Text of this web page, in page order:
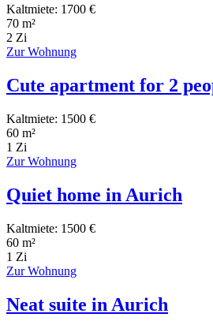
Kaltmiete: 1700 €
70 m²
2 Zi
Zur Wohnung
Cute apartment for 2
Kaltmiete: 1500 €
60 m²
1 Zi
Zur Wohnung
Quiet home in Aurich
Kaltmiete: 1500 €
60 m²
1 Zi
Zur Wohnung
Neat suite in Aurich